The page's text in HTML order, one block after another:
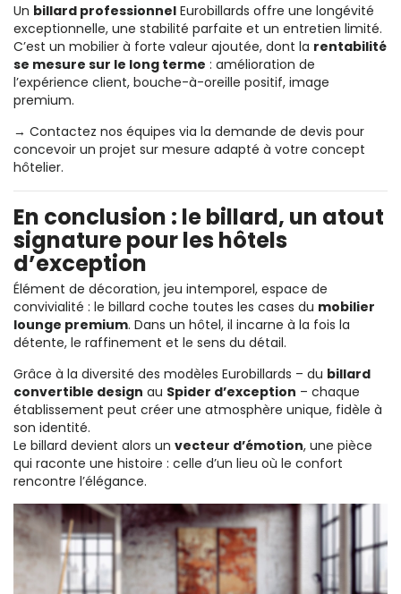
Un billard professionnel Eurobillards offre une longévité
exceptionnelle, une stabilité parfaite et un entretien limité.
C’est un mobilier à forte valeur ajoutée, dont la rentabilité
se mesure sur le long terme : amélioration de
l’expérience client, bouche-à-oreille positif, image
premium.
→ Contactez nos équipes via la demande de devis pour
concevoir un projet sur mesure adapté à votre concept
hôtelier.
En conclusion : le billard, un atout
signature pour les hôtels
d’exception
Élément de décoration, jeu intemporel, espace de
convivialité : le billard coche toutes les cases du mobilier
lounge premium. Dans un hôtel, il incarne à la fois la
détente, le raffinement et le sens du détail.
Grâce à la diversité des modèles Eurobillards – du billard
convertible design au Spider d’exception – chaque
établissement peut créer une atmosphère unique, fidèle à
son identité.
Le billard devient alors un vecteur d’émotion, une pièce
qui raconte une histoire : celle d’un lieu où le confort
rencontre l’élégance.